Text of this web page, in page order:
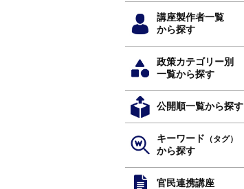
講座製作者一覧
から探す
政策カテゴリー別
一覧から探す
公開順一覧から探す
キーワード （タグ）
から探す
官民連携講座